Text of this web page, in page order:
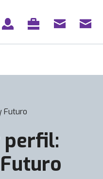
Futuro
perfil: